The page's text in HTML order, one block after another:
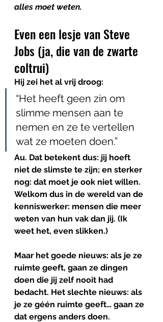
alles moet weten.
Even een lesje van Steve
Jobs (ja, die van de zwarte
coltrui)
Hij zei het al vrij droog:
“Het heeft geen zin om
slimme mensen aan te
nemen en ze te vertellen
wat ze moeten doen.”
Au. Dat betekent dus: jij hoeft
niet de slimste te zijn; en sterker
nog: dat moet je ook niet willen.
Welkom dus in de wereld van de
kenniswerker: mensen die meer
weten van hun vak dan jij. (Ik
weet het, even slikken.)
Maar het goede nieuws: als je ze
ruimte geeft, gaan ze dingen
doen die jij zelf nooit had
bedacht. Het slechte nieuws: als
je ze géén ruimte geeft… gaan ze
dat ergens anders doen.